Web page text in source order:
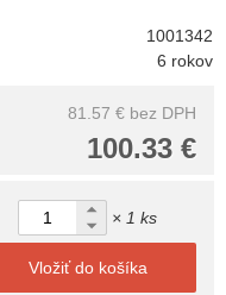
1001342
6 rokov
81.57 € bez DPH
100.33 €
× 1 ks
Vložiť do košíka